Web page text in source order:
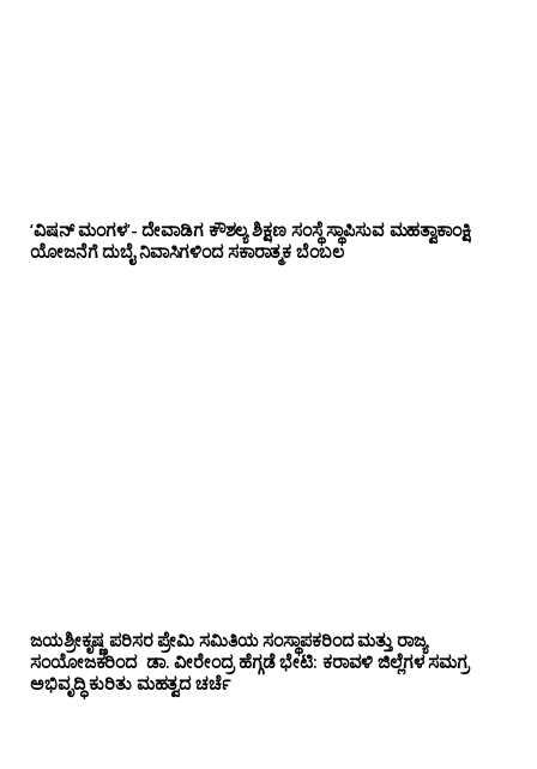
‘ವಿಷನ್ ಮಂಗಳ’- ದೇವಾಡಿಗ ಕೌಶಲ್ಯ ಶಿಕ್ಷಣ ಸಂಸ್ಥೆ ಸ್ಥಾಪಿಸುವ ಮಹತ್ವಾಕಾಂಕ್ಷಿ
ಯೋಜನೆಗೆ ದುಬೈ ನಿವಾಸಿಗಳಿಂದ ಸಕಾರಾತ್ಮಕ ಬೆಂಬಲ
ಜಯಶ್ರೀಕೃಷ್ಣ ಪರಿಸರ ಪ್ರೇಮಿ ಸಮಿತಿಯ ಸಂಸ್ಥಾಪಕರಿಂದ ಮತ್ತು ರಾಜ್ಯ
ಸಂಯೋಜಕರಿಂದ ಡಾ. ವೀರೇಂದ್ರ ಹೆಗ್ಗಡೆ ಭೇಟಿ: ಕರಾವಳಿ ಜಿಲ್ಲೆಗಳ ಸಮಗ್ರ
ಅಭಿವೃದ್ಧಿ ಕುರಿತು ಮಹತ್ವದ ಚರ್ಚೆ